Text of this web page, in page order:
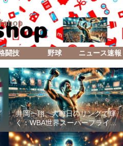
shop
闘技 野球 ニュース速報
井岡一翔、大晦日のリングで輝
く：WBA世界スーパーフライ級
防衛戦「Lifetime Boxing Fights
18」